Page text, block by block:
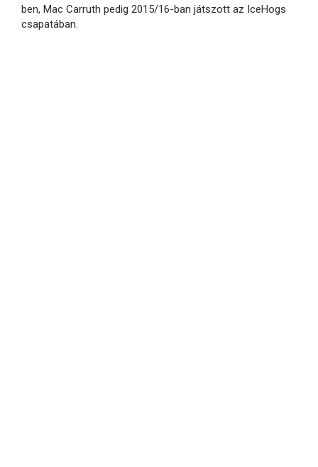
ben, Mac Carruth pedig 2015/16-ban játszott az IceHogs
csapatában.